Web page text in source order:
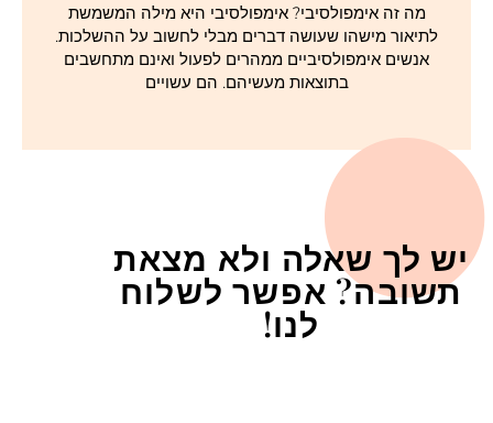
מה זה אימפולסיבי? אימפולסיבי היא מילה המשמשת
לתיאור מישהו שעושה דברים מבלי לחשוב על ההשלכות.
אנשים אימפולסיביים ממהרים לפעול ואינם מתחשבים
בתוצאות מעשיהם. הם עשויים
יש לך שאלה ולא מצאת
תשובה? אפשר לשלוח
לנו!